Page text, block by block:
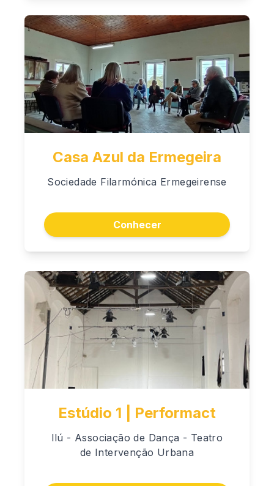
Casa Azul da Ermegeira
Sociedade Filarmónica Ermegeirense
Conhecer
Estúdio 1 | Performact
Ilú - Associação de Dança - Teatro
de Intervenção Urbana